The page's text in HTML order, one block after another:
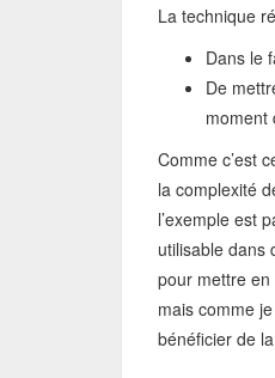
La technique
Dans le
De
moment
Comme c’est
la complexité
l’exemple est
utilisable dans
pour mettre en
mais comme
bénéficier de